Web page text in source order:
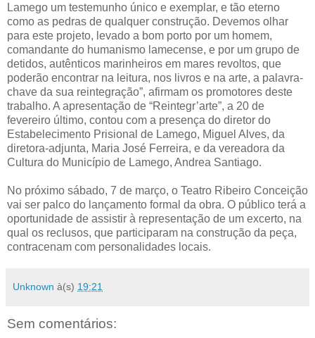
Lamego um testemunho único e exemplar, e tão eterno
como as pedras de qualquer construção. Devemos olhar
para este projeto, levado a bom porto por um homem,
comandante do humanismo lamecense, e por um grupo de
detidos, autênticos marinheiros em mares revoltos, que
poderão encontrar na leitura, nos livros e na arte, a palavra-
chave da sua reintegração”, afirmam os promotores deste
trabalho. A apresentação de “Reintegr’arte”, a 20 de
fevereiro último, contou com a presença do diretor do
Estabelecimento Prisional de Lamego, Miguel Alves, da
diretora-adjunta, Maria José Ferreira, e da vereadora da
Cultura do Município de Lamego, Andrea Santiago.
No próximo sábado, 7 de março, o Teatro Ribeiro Conceição
vai ser palco do lançamento formal da obra. O público terá a
oportunidade de assistir à representação de um excerto, na
qual os reclusos, que participaram na construção da peça,
contracenam com personalidades locais.
Unknown à(s) 19:21
Sem comentários: